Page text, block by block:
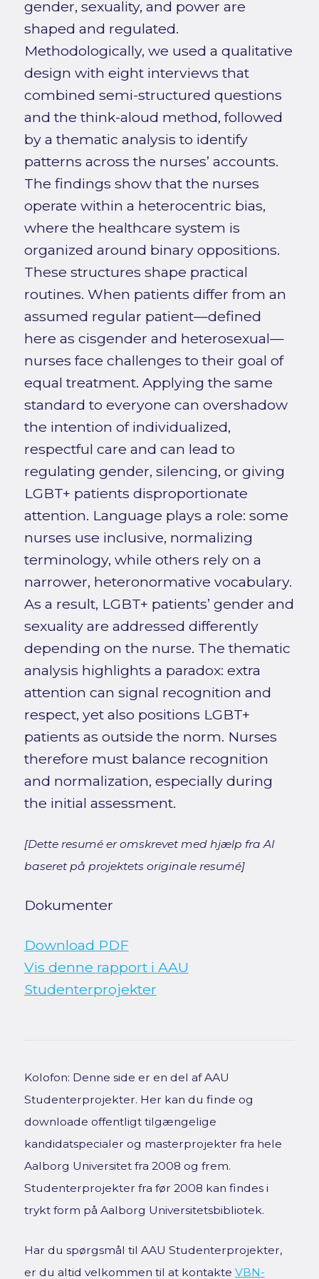
gender, sexuality, and power are
shaped and regulated.
Methodologically, we used a qualitative
design with eight interviews that
combined semi-structured questions
and the think-aloud method, followed
by a thematic analysis to identify
patterns across the nurses’ accounts.
The findings show that the nurses
operate within a heterocentric bias,
where the healthcare system is
organized around binary oppositions.
These structures shape practical
routines. When patients differ from an
assumed regular patient—defined
here as cisgender and heterosexual—
nurses face challenges to their goal of
equal treatment. Applying the same
standard to everyone can overshadow
the intention of individualized,
respectful care and can lead to
regulating gender, silencing, or giving
LGBT+ patients disproportionate
attention. Language plays a role: some
nurses use inclusive, normalizing
terminology, while others rely on a
narrower, heteronormative vocabulary.
As a result, LGBT+ patients’ gender and
sexuality are addressed differently
depending on the nurse. The thematic
analysis highlights a paradox: extra
attention can signal recognition and
respect, yet also positions LGBT+
patients as outside the norm. Nurses
therefore must balance recognition
and normalization, especially during
the initial assessment.
[Dette resumé er omskrevet med hjælp fra AI
baseret på projektets originale resumé]
Dokumenter
Download PDF
Vis denne rapport i AAU
Studenterprojekter
Kolofon: Denne side er en del af AAU
Studenterprojekter. Her kan du finde og
downloade offentligt tilgængelige
kandidatspecialer og masterprojekter fra hele
Aalborg Universitet fra 2008 og frem.
Studenterprojekter fra før 2008 kan findes i
trykt form på Aalborg Universitetsbibliotek.
Har du spørgsmål til AAU Studenterprojekter,
er du altid velkommen til at kontakte VBN-